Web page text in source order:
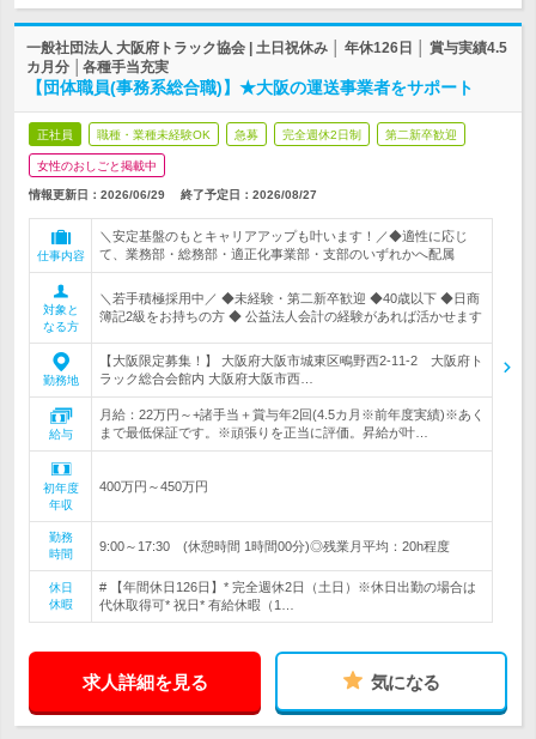
一般社団法人 大阪府トラック協会 | 土日祝休み │ 年休126日 │ 賞与実績4.5
カ月分 │各種手当充実
【団体職員(事務系総合職)】★大阪の運送事業者をサポート
正社員 職種・業種未経験OK 急募 完全週休2日制 第二新卒歓迎
女性のおしごと掲載中
情報更新日：2026/06/29 終了予定日： 2026/08/27
仕事内容
＼安定基盤のもとキャリアアップも叶います！／◆適性に応じ
て、業務部・総務部・適正化事業部・支部のいずれかへ配属
対象と
なる方
＼若手積極採用中／ ◆未経験・第二新卒歓迎 ◆40歳以下 ◆日商
簿記2級をお持ちの方 ◆ 公益法人会計の経験があれば活かせます
勤務地
【大阪限定募集！】 大阪府大阪市城東区鴫野西2-11-2 大阪府ト
ラック総合会館内 大阪府大阪市西…
給与
月給：22万円～+諸手当＋賞与年2回(4.5カ月※前年度実績)※あく
まで最低保証です。※頑張りを正当に評価。昇給が叶…
初年度
年収
400万円～450万円
勤務
時間
9:00～17:30 (休憩時間 1時間00分)◎残業月平均：20h程度
休日
休暇
# 【年間休日126日】* 完全週休2日（土日）※休日出勤の場合は
代休取得可* 祝日* 有給休暇（1…
求人詳細を見る 気になる